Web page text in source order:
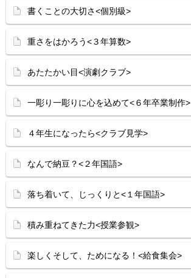
書くことの大切さ<個別級>
重さをはかろう<３年算数>
あたたかい目<演劇クラブ>
一彫り一彫りに心を込めて<６年卒業制作>
４年生になったら<クラブ見学>
なんで納豆？<２年国語>
落ち着いて、じっくりと<１年国語>
積み重ねてきた力<授業参観>
楽しくそして、ためになる！<給食集会>